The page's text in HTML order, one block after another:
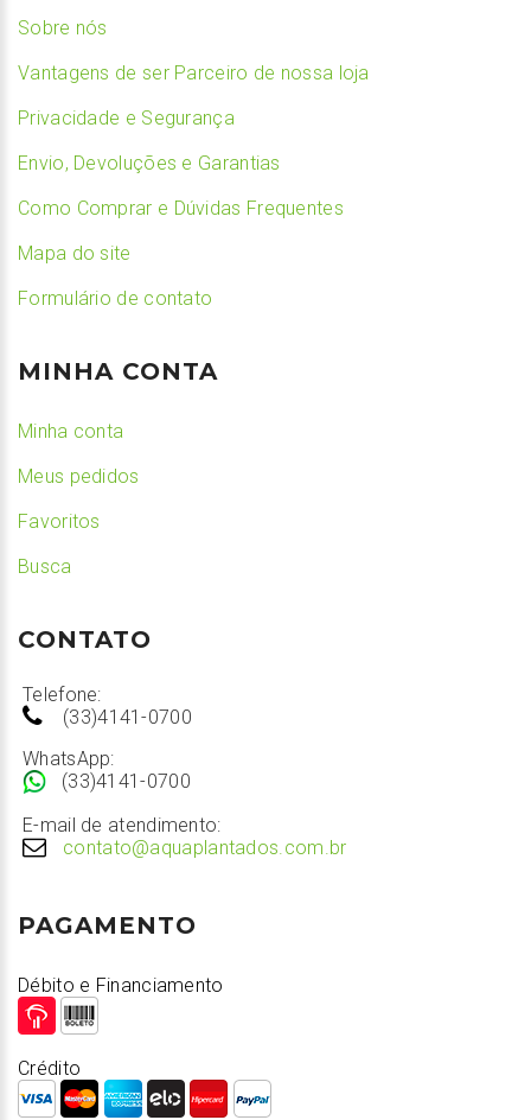
Sobre nós
Vantagens de ser Parceiro de nossa loja
Privacidade e Segurança
Envio, Devoluções e Garantias
Como Comprar e Dúvidas Frequentes
Mapa do site
Formulário de contato
MINHA CONTA
Minha conta
Meus pedidos
Favoritos
Busca
CONTATO
Telefone:
(33)4141-0700
WhatsApp:
(33)4141-0700
E-mail de atendimento:
contato@aquaplantados.com.br
PAGAMENTO
Débito e Financiamento
Crédito